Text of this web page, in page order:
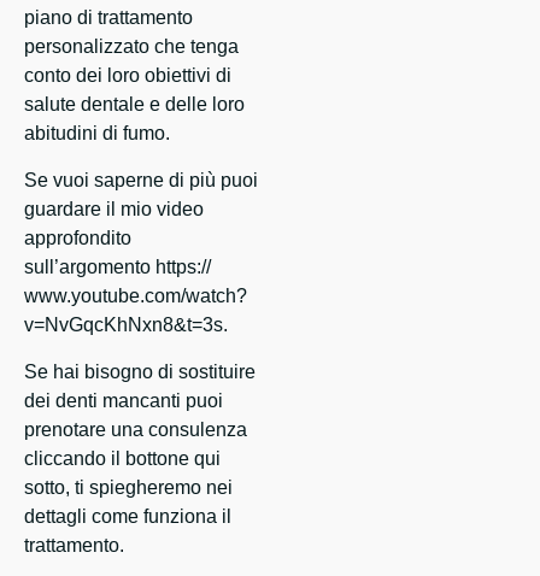
piano di trattamento
personalizzato che tenga
conto dei loro obiettivi di
salute dentale e delle loro
abitudini di fumo.
Se vuoi saperne di più puoi
guardare il mio video
approfondito
sull’argomento https://
www.youtube.com/watch?
v=NvGqcKhNxn8&t=3s.
Se hai bisogno di sostituire
dei denti mancanti puoi
prenotare una consulenza
cliccando il bottone qui
sotto, ti spiegheremo nei
dettagli come funziona il
trattamento.